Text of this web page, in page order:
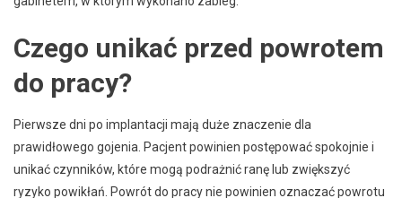
Czego unikać przed powrotem
do pracy?
Pierwsze dni po implantacji mają duże znaczenie dla
prawidłowego gojenia. Pacjent powinien postępować spokojnie i
unikać czynników, które mogą podrażnić ranę lub zwiększyć
ryzyko powikłań. Powrót do pracy nie powinien oznaczać powrotu